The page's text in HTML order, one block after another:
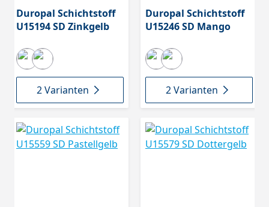
Duropal Schichtstoff
U15194 SD Zinkgelb
2 Varianten
Duropal Schichtstoff
U15246 SD Mango
2 Varianten